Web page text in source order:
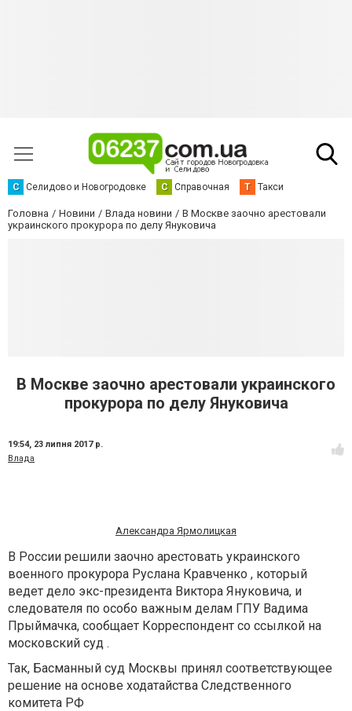
С Селидово и Новогродовке С Справочная Т Такси
Головна Новини Влада новини
В Москве заочно арестовали
украинского прокурора по делу Януковича
В Москве заочно арестовали украинского
прокурора по делу Януковича
19:54, 23 липня 2017 р.
Влада
Александра Ярмолицкая
В России решили заочно арестовать украинского
военного прокурора Руслана Кравченко , который
ведет дело экс-президента Виктора Януковича, и
следователя по особо важным делам ГПУ Вадима
Прыймачка, сообщает Корреспондент со ссылкой на
московский суд .
Так, Басманный суд Москвы принял соответствующее
решение на основе ходатайства Следственного
комитета РФ